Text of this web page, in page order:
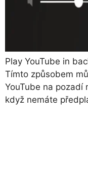
Play YouTube in
Tímto způsobem
YouTube na pozadí
když nemáte